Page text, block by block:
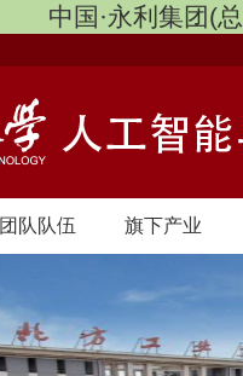
中国·永利集团(
团队队伍 旗下产业